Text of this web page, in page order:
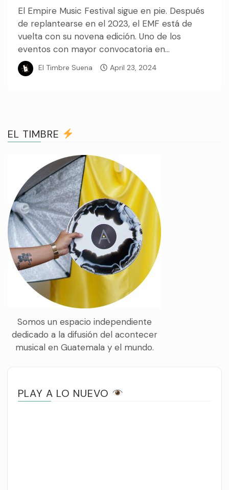
El Empire Music Festival sigue en pie. Después
de replantearse en el 2023, el EMF está de
vuelta con su novena edición. Uno de los
eventos con mayor convocatoria en...
El Timbre Suena April 23, 2024
EL TIMBRE
Somos un espacio independiente
dedicado a la difusión del acontecer
musical en Guatemala y el mundo.
PLAY A LO NUEVO